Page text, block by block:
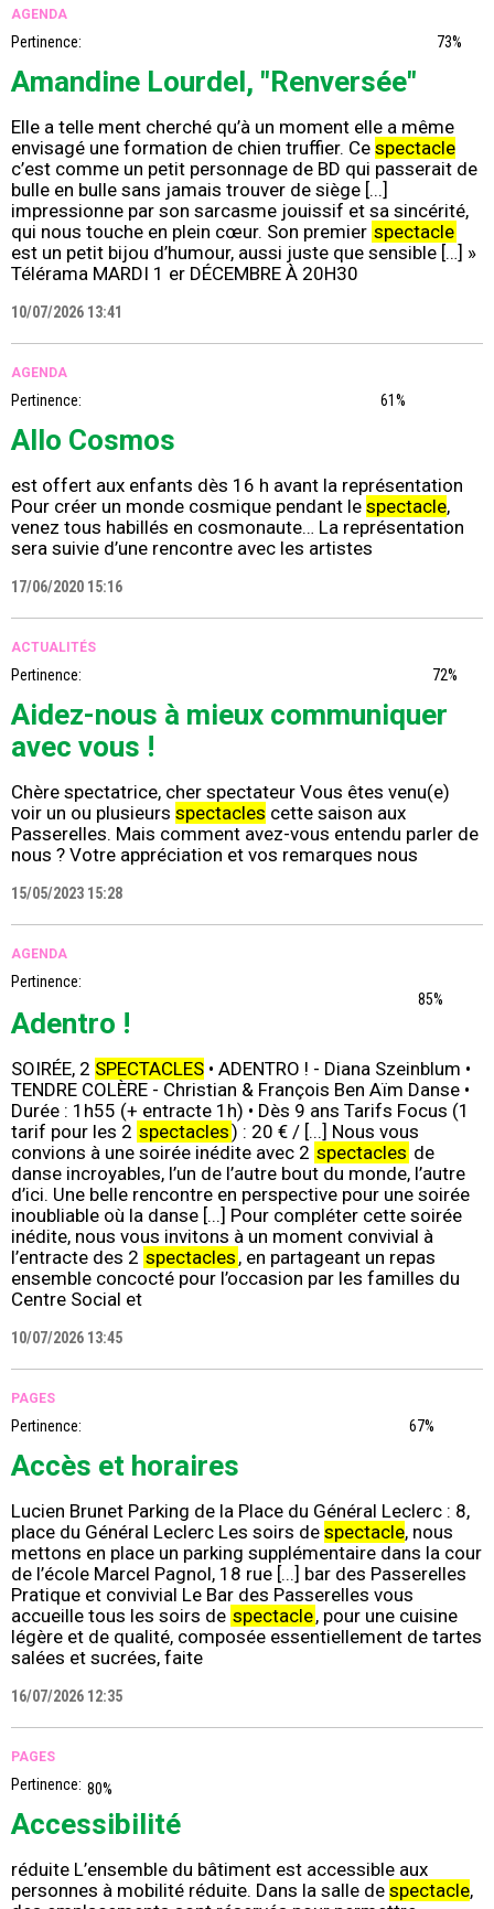
AGENDA
Pertinence: 73%
Amandine Lourdel, "Renversée"
Elle a telle ment cherché qu’à un moment elle a même
envisagé une formation de chien truffier. Ce spectacle
c’est comme un petit personnage de BD qui passerait de
bulle en bulle sans jamais trouver de siège [...]
impressionne par son sarcasme jouissif et sa sincérité,
qui nous touche en plein cœur. Son premier spectacle
est un petit bijou d’humour, aussi juste que sensible […] »
Télérama MARDI 1 er DÉCEMBRE À 20H30
10/07/2026 13:41
AGENDA
Pertinence: 61%
Allo Cosmos
est offert aux enfants dès 16 h avant la représentation
Pour créer un monde cosmique pendant le spectacle,
venez tous habillés en cosmonaute… La représentation
sera suivie d’une rencontre avec les artistes
17/06/2020 15:16
ACTUALITÉS
Pertinence: 72%
Aidez-nous à mieux communiquer
avec vous !
Chère spectatrice, cher spectateur Vous êtes venu(e)
voir un ou plusieurs spectacles cette saison aux
Passerelles. Mais comment avez-vous entendu parler de
nous ? Votre appréciation et vos remarques nous
15/05/2023 15:28
AGENDA
Pertinence:
85%
Adentro !
SOIRÉE, 2 SPECTACLES • ADENTRO ! - Diana Szeinblum •
TENDRE COLÈRE - Christian & François Ben Aïm Danse •
Durée : 1h55 (+ entracte 1h) • Dès 9 ans Tarifs Focus (1
tarif pour les 2 spectacles) : 20 € / [...] Nous vous
convions à une soirée inédite avec 2 spectacles de
danse incroyables, l’un de l’autre bout du monde, l’autre
d’ici. Une belle rencontre en perspective pour une soirée
inoubliable où la danse [...] Pour compléter cette soirée
inédite, nous vous invitons à un moment convivial à
l’entracte des 2 spectacles , en partageant un repas
ensemble concocté pour l’occasion par les familles du
Centre Social et
10/07/2026 13:45
PAGES
Pertinence: 67%
Accès et horaires
Lucien Brunet Parking de la Place du Général Leclerc : 8,
place du Général Leclerc Les soirs de spectacle, nous
mettons en place un parking supplémentaire dans la cour
de l’école Marcel Pagnol, 18 rue [...] bar des Passerelles
Pratique et convivial Le Bar des Passerelles vous
accueille tous les soirs de spectacle, pour une cuisine
légère et de qualité, composée essentiellement de tartes
salées et sucrées, faite
16/07/2026 12:35
PAGES
Pertinence: 80%
Accessibilité
réduite L’ensemble du bâtiment est accessible aux
personnes à mobilité réduite. Dans la salle de spectacle,